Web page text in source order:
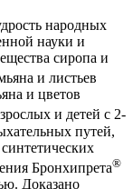
народных
науки и
сиропа и
и листьев
и цветов
и детей с 2-
путей,
Бронхипрета®
Доказано